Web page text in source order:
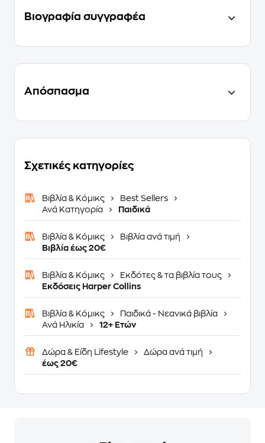
Βιογραφία συγγραφέα
Απόσπασμα
Σχετικές κατηγορίες
Βιβλία & Κόμικς
Best Sellers
Ανά Κατηγορία
Παιδικά
Βιβλία & Κόμικς
Βιβλία ανά τιμή
Βιβλία έως 20€
Βιβλία & Κόμικς
Εκδότες & τα βιβλία τους
Εκδόσεις Harper Collins
Βιβλία & Κόμικς
Παιδικά - Νεανικά βιβλία
Ανά Ηλικία
12+ Ετών
Δώρα & Είδη Lifestyle
Δώρα ανά τιμή
έως 20€